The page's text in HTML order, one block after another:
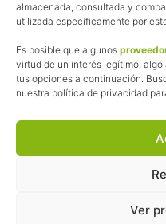
almacenada, consultada y
utilizada específicamente por
Es posible que algunos
virtud de un interés legítimo,
tus opciones a continuación.
nuestra política de privacidad
Ver
La web de
¿Qué significa esto?
Cuando recomiendo algún
online que utilizo y, por
una comisión sin que a ti te
Esas comisiones me
las inscripciones a muchas
Siempre escribo sobre